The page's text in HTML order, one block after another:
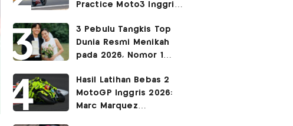
Practice Moto3 Inggris
di Kualifikasi?
3 Pebulu Tangkis Top
Dunia Resmi Menikah
pada 2026, Nomor 1
Hasil Latihan Bebas 2
MotoGP Inggris 2026:
Marc Marquez